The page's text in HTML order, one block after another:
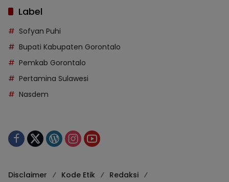
Label
Sofyan Puhi
Bupati Kabupaten Gorontalo
Pemkab Gorontalo
Pertamina Sulawesi
Nasdem
Disclaimer Kode Etik
Redaksi